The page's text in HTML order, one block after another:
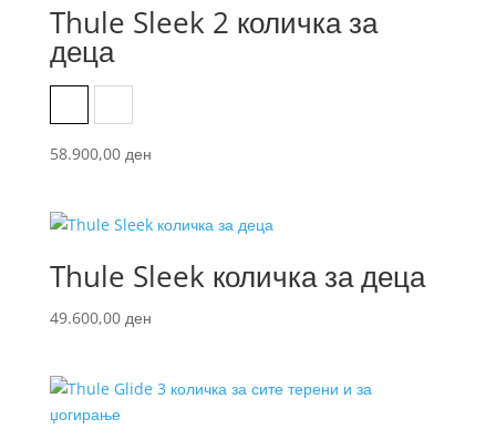
Thule Sleek 2 количка за
деца
58.900,00 ден
Thule Sleek количка за деца
49.600,00 ден